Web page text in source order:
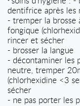
dentifrice après les
- tremper la brosse
fongique
rincer et sécher
- brosser la langue
- décontaminer les
neutre, tremper
(chlorhexidine <3
sécher
- ne pas porter les